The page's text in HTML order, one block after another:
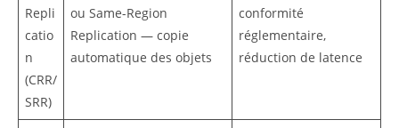
Repli
catio
n
(CRR/
SRR)
ou Same-Region
Replication — copie
automatique des objets
conformité
réglementaire,
réduction de latence